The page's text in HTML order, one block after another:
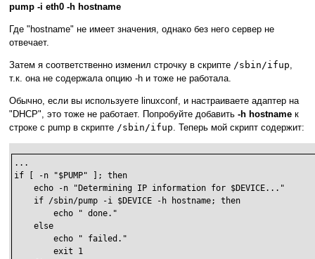
pump -i eth0 -h hostname
Где "hostname" не имеет значения, однако без него сервер не
отвечает.
Затем я соответственно изменил строчку в скрипте /sbin/ifup
т.к. она не содержала опцию -h и тоже не работала.
Обычно, если вы используете linuxconf, и настраиваете адаптер на
"DHCP", это тоже не работает. Попробуйте добавить -h hostname к
строке с pump в скрипте /sbin/ifup . Теперь мой скрипт содержит:
...
if [ -n "$PUMP" ]; then
    echo -n "Determining IP information for $DEVICE..."
    if /sbin/pump -i $DEVICE -h hostname; then
        echo " done."
    else
        echo " failed."
        exit 1